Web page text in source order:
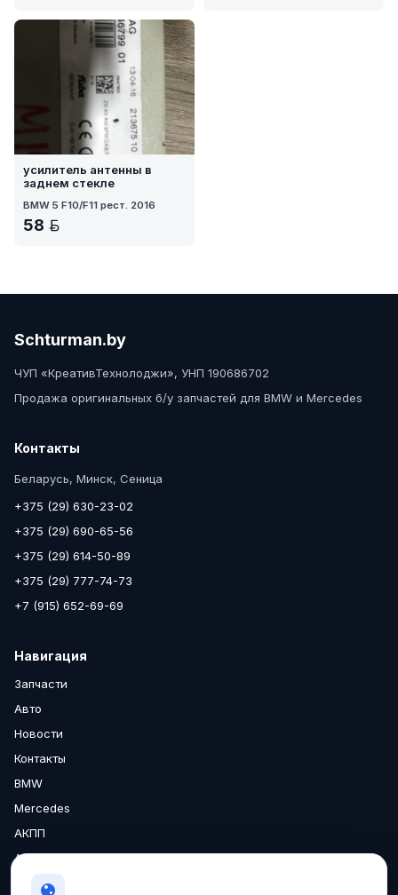
усилитель антенны в
заднем стекле
BMW 5 F10/F11 рест. 2016
58
Schturman.by
ЧУП «КреативТехнолоджи», УНП 190686702
Продажа оригинальных б/у запчастей для BMW и Mercedes
Контакты
Беларусь, Минск, Сеница
+375 (29) 630-23-02
+375 (29) 690-65-56
+375 (29) 614-50-89
+375 (29) 777-74-73
+7 (915) 652-69-69
Навигация
Запчасти
Авто
Новости
Контакты
BMW
Mercedes
АКПП
Аксессуары
Двигатели